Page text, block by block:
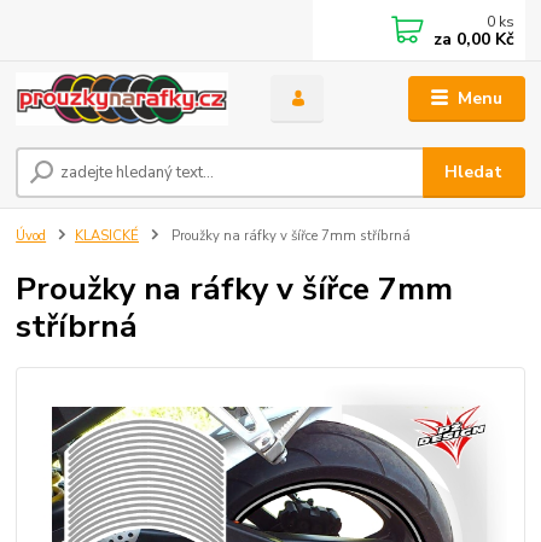
Menu
Hledat
0 ks
za 0,00 Kč
Úvod KLASICKÉ Proužky na ráfky v šířce 7mm stříbrná
Proužky na ráfky v šířce 7mm
stříbrná